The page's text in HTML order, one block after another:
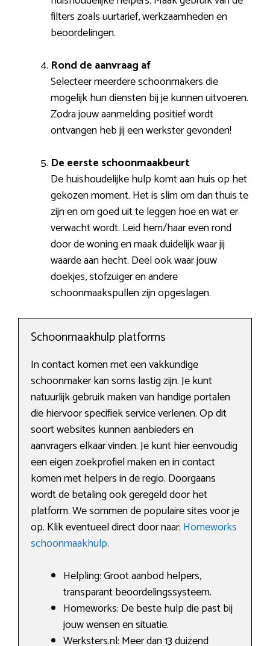
filters zoals uurtarief, werkzaamheden en
beoordelingen.
Rond de aanvraag af
Selecteer meerdere schoonmakers die
mogelijk hun diensten bij je kunnen uitvoeren.
Zodra jouw aanmelding positief wordt
ontvangen heb jij een werkster gevonden!
De eerste schoonmaakbeurt
De huishoudelijke hulp komt aan huis op het
gekozen moment. Het is slim om dan thuis te
zijn en om goed uit te leggen hoe en wat er
verwacht wordt. Leid hem/haar even rond
door de woning en maak duidelijk waar jij
waarde aan hecht. Deel ook waar jouw
doekjes, stofzuiger en andere
schoonmaakspullen zijn opgeslagen.
Schoonmaakhulp platforms
In contact komen met een vakkundige
schoonmaker kan soms lastig zijn. Je kunt
natuurlijk gebruik maken van handige portalen
die hiervoor specifiek service verlenen. Op dit
soort websites kunnen aanbieders en
aanvragers elkaar vinden. Je kunt hier eenvoudig
een eigen zoekprofiel maken en in contact
komen met helpers in de regio. Doorgaans
wordt de betaling ook geregeld door het
platform. We sommen de populaire sites voor je
op. Klik eventueel direct door naar: Homeworks
schoonmaakhulp.
Helpling: Groot aanbod helpers,
transparant beoordelingssysteem.
Homeworks: De beste hulp die past bij
jouw wensen en situatie.
Werksters.nl: Meer dan 13 duizend